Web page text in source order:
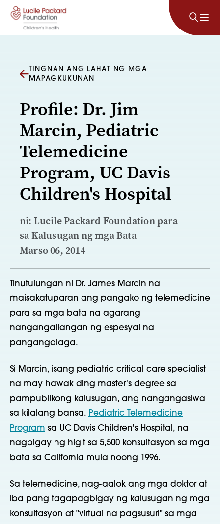
Lumaktaw sa nilalaman
TINGNAN ANG LAHAT NG MGA
MAPAGKUKUNAN
Profile: Dr. Jim
Marcin, Pediatric
Telemedicine
Program, UC Davis
Children's Hospital
ni: Lucile Packard Foundation para
sa Kalusugan ng mga Bata
Marso 06, 2014
Tinutulungan ni Dr. James Marcin na
maisakatuparan ang pangako ng telemedicine
para sa mga bata na agarang
nangangailangan ng espesyal na
pangangalaga.
Si Marcin, isang pediatric critical care specialist
na may hawak ding master's degree sa
pampublikong kalusugan, ang nangangasiwa
sa kilalang bansa. Pediatric Telemedicine
Program sa UC Davis Children's Hospital, na
nagbigay ng higit sa 5,500 konsultasyon sa mga
bata sa California mula noong 1996.
Sa telemedicine, nag-aalok ang mga doktor at
iba pang tagapagbigay ng kalusugan ng mga
konsultasyon at "virtual na pagsusuri" sa mga